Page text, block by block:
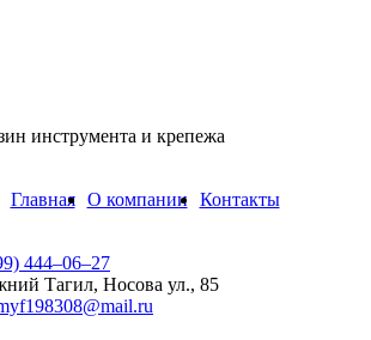
инструмента и крепежа
Главная О компании Контакты
444‒06‒27
Тагил, Носова ул., 85